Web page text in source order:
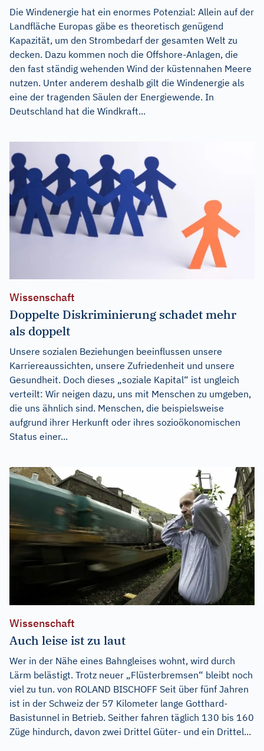
Die Windenergie hat ein enormes Potenzial: Allein auf der
Landfläche Europas gäbe es theoretisch genügend
Kapazität, um den Strombedarf der gesamten Welt zu
decken. Dazu kommen noch die Offshore-Anlagen, die
den fast ständig wehenden Wind der küstennahen Meere
nutzen. Unter anderem deshalb gilt die Windenergie als
eine der tragenden Säulen der Energiewende. In
Deutschland hat die Windkraft...
Wissenschaft
Doppelte Diskriminierung schadet mehr
als doppelt
Unsere sozialen Beziehungen beeinflussen unsere
Karriereaussichten, unsere Zufriedenheit und unsere
Gesundheit. Doch dieses „soziale Kapital“ ist ungleich
verteilt: Wir neigen dazu, uns mit Menschen zu umgeben,
die uns ähnlich sind. Menschen, die beispielsweise
aufgrund ihrer Herkunft oder ihres sozioökonomischen
Status einer...
Wissenschaft
Auch leise ist zu laut
Wer in der Nähe eines Bahngleises wohnt, wird durch
Lärm belästigt. Trotz neuer „Flüsterbremsen“ bleibt noch
viel zu tun. von ROLAND BISCHOFF Seit über fünf Jahren
ist in der Schweiz der 57 Kilometer lange Gotthard-
Basistunnel in Betrieb. Seither fahren täglich 130 bis 160
Züge hindurch, davon zwei Drittel Güter- und ein Drittel...